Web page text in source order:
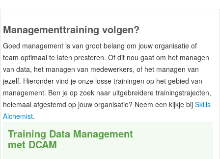
CONTACT
Managementtraining volgen?
Goed management is van groot belang om jouw organisatie of
team optimaal te laten presteren. Of dit nou gaat om het managen
van data, het managen van medewerkers, of het managen van
jezelf. Hieronder vind je onze losse trainingen op het gebied van
management. Ben je op zoek naar uitgebreidere trainingstrajecten,
helemaal afgestemd op jouw organisatie? Neem een kijkje bij Skills
Alchemist.
Training Data Management
met DCAM